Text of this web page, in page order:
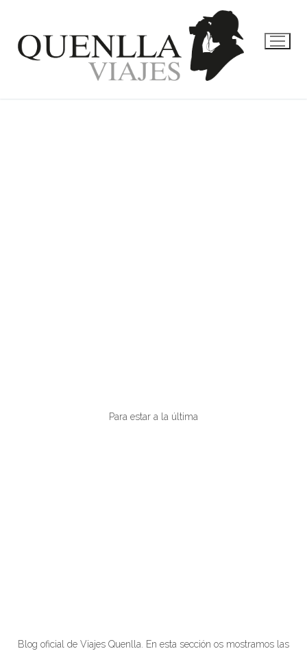
Para estar a la última
Blog oficial de Viajes Quenlla. En esta sección os mostramos las